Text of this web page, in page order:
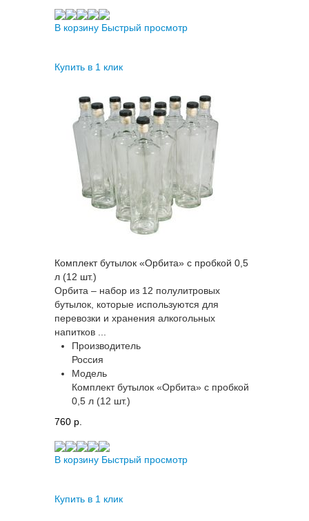
В корзину Быстрый просмотр
Купить в 1 клик
Комплект бутылок «Орбита» с пробкой 0,5
л (12 шт.)
Орбита – набор из 12 полулитровых
бутылок, которые используются для
перевозки и хранения алкогольных
напитков ...
Производитель
Россия
Модель
Комплект бутылок «Орбита» с пробкой
0,5 л (12 шт.)
760 p.
В корзину Быстрый просмотр
Купить в 1 клик